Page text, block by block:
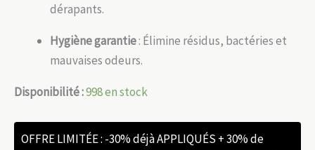
dérapants.
Hygiène garantie: Élimine résidus, bactéries et
mauvaises odeurs.
Disponibilité :998 en stock
OFFRE LIMITÉE : -30% déjà APPLIQUÉS + 30% de